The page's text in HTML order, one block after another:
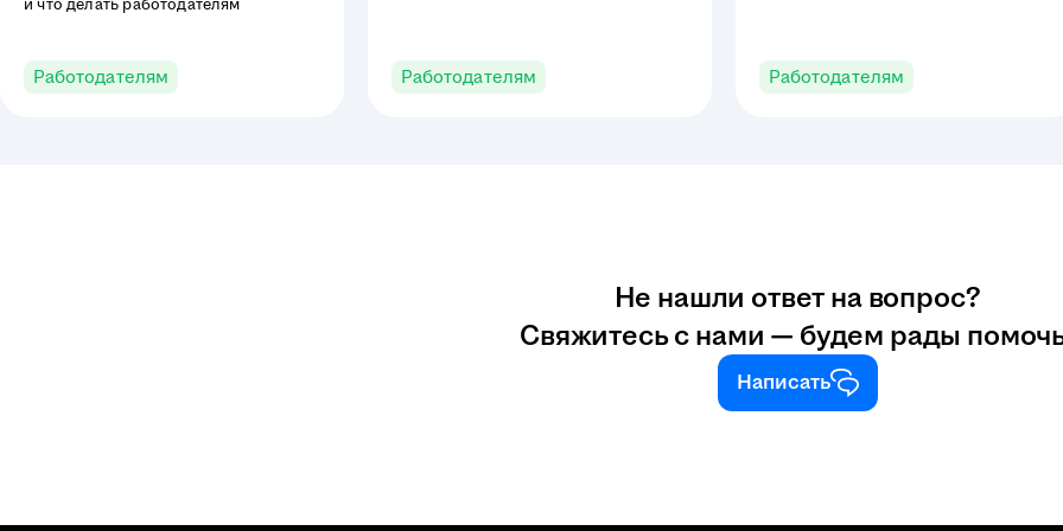
и что делать работодателям
Работодателям Работодателям Работодателям
Не нашли ответ на вопрос?
Свяжитесь с нами — будем рады
Написать